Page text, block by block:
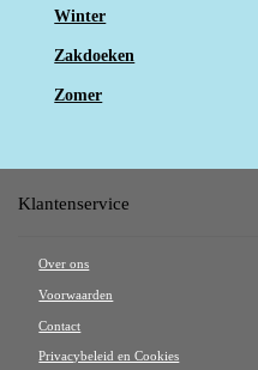
Winter
Zakdoeken
Zomer
Klantenservice
Over ons
Voorwaarden
Contact
Privacybeleid en Cookies